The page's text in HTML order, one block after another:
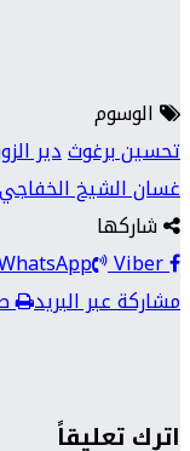
الوسوم
تحسين برغوثدير
غسان الشيخ الخفاجي
شاركها
Viber
مشاركة عبر البريد
اترك تعليقاً